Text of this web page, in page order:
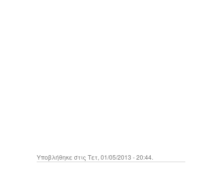
Υποβλήθηκε στις Τετ, 01/05/2013 - 20:44.